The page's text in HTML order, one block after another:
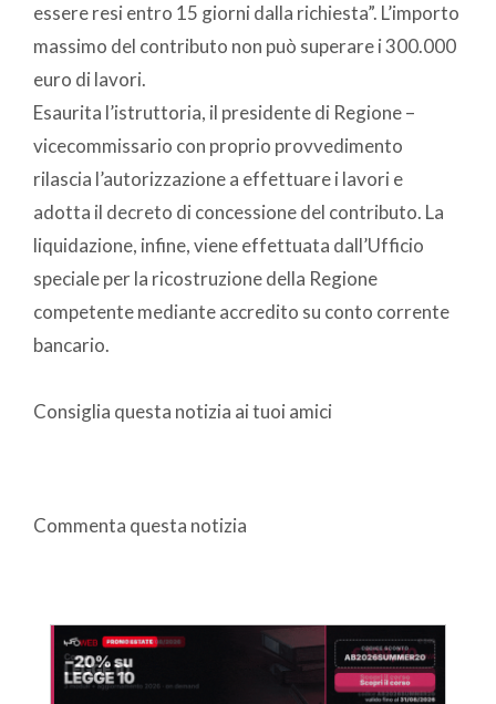
essere resi entro 15 giorni dalla richiesta”. L’importo
massimo del contributo non può superare i 300.000
euro di lavori.
Esaurita l’istruttoria, il presidente di Regione –
vicecommissario con proprio provvedimento
rilascia l’autorizzazione a effettuare i lavori e
adotta il decreto di concessione del contributo. La
liquidazione, infine, viene effettuata dall’Ufficio
speciale per la ricostruzione della Regione
competente mediante accredito su conto corrente
bancario.
Consiglia questa notizia ai tuoi amici
Commenta questa notizia